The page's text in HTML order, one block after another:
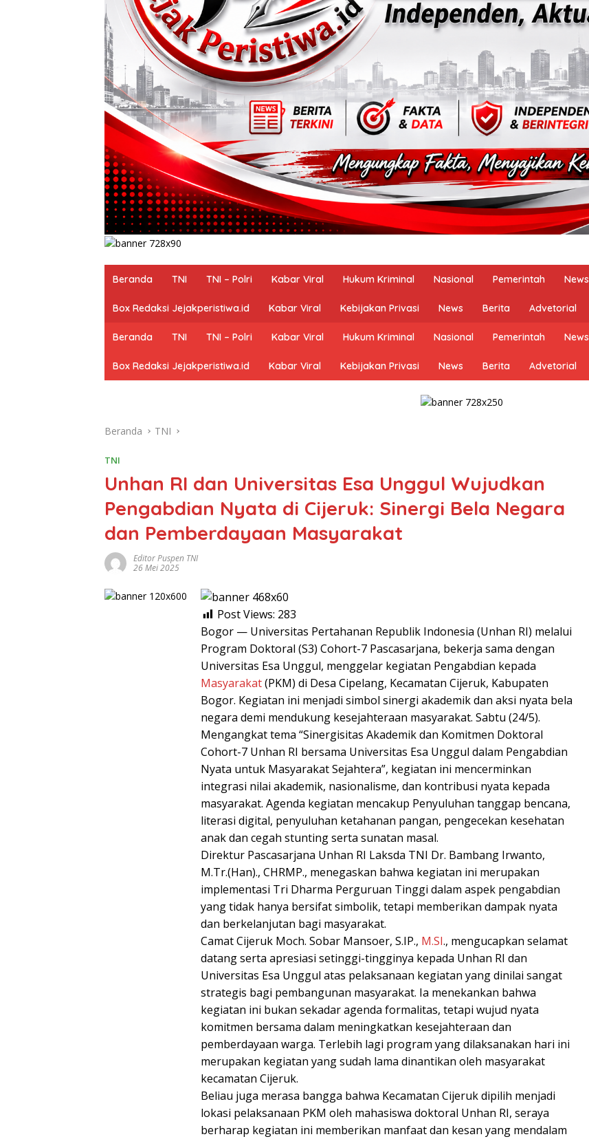
Beranda TNI TNI – Polri Kabar Viral Hukum Kriminal Nasional Pemerintah News
Box Redaksi Jejakperistiwa.id Kabar Viral Kebijakan Privasi News Berita Advetorial
Beranda TNI TNI – Polri Kabar Viral Hukum Kriminal Nasional Pemerintah News
Box Redaksi Jejakperistiwa.id Kabar Viral Kebijakan Privasi News Berita Advetorial
Beranda TNI
TNI
Unhan RI dan Universitas Esa Unggul Wujudkan
Pengabdian Nyata di Cijeruk: Sinergi Bela Negara
dan Pemberdayaan Masyarakat
Editor Puspen TNI
26 Mei 2025
Post Views: 283
Bogor — Universitas Pertahanan Republik Indonesia (Unhan RI) melalui
Program Doktoral (S3) Cohort-7 Pascasarjana, bekerja sama dengan
Universitas Esa Unggul, menggelar kegiatan Pengabdian kepada
Masyarakat(PKM) di Desa Cipelang, Kecamatan Cijeruk, Kabupaten
Bogor. Kegiatan ini menjadi simbol sinergi akademik dan aksi nyata bela
negara demi mendukung kesejahteraan masyarakat. Sabtu (24/5).
Mengangkat tema “Sinergisitas Akademik dan Komitmen Doktoral
Cohort-7 Unhan RI bersama Universitas Esa Unggul dalam Pengabdian
Nyata untuk Masyarakat Sejahtera”, kegiatan ini mencerminkan
integrasi nilai akademik, nasionalisme, dan kontribusi nyata kepada
masyarakat. Agenda kegiatan mencakup Penyuluhan tanggap bencana,
literasi digital, penyuluhan ketahanan pangan, pengecekan kesehatan
anak dan cegah stunting serta sunatan masal.
Direktur Pascasarjana Unhan RI Laksda TNI Dr. Bambang Irwanto,
M.Tr.(Han)., CHRMP., menegaskan bahwa kegiatan ini merupakan
implementasi Tri Dharma Perguruan Tinggi dalam aspek pengabdian
yang tidak hanya bersifat simbolik, tetapi memberikan dampak nyata
dan berkelanjutan bagi masyarakat.
Camat Cijeruk Moch. Sobar Mansoer, S.IP., M.SI., mengucapkan selamat
datang serta apresiasi setinggi-tingginya kepada Unhan RI dan
Universitas Esa Unggul atas pelaksanaan kegiatan yang dinilai sangat
strategis bagi pembangunan masyarakat. Ia menekankan bahwa
kegiatan ini bukan sekadar agenda formalitas, tetapi wujud nyata
komitmen bersama dalam meningkatkan kesejahteraan dan
pemberdayaan warga. Terlebih lagi program yang dilaksanakan hari ini
merupakan kegiatan yang sudah lama dinantikan oleh masyarakat
kecamatan Cijeruk.
Beliau juga merasa bangga bahwa Kecamatan Cijeruk dipilih menjadi
lokasi pelaksanaan PKM oleh mahasiswa doktoral Unhan RI, seraya
berharap kegiatan ini memberikan manfaat dan kesan yang mendalam